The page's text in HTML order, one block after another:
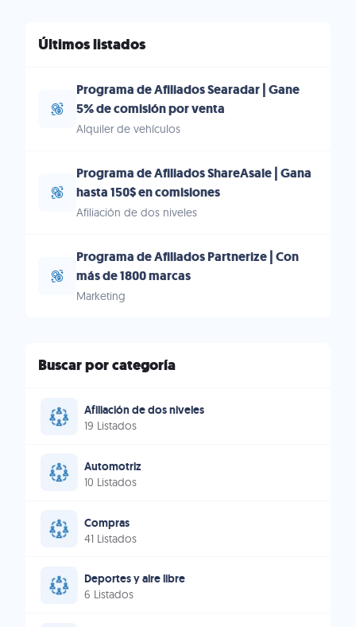
Últimos listados
Programa de Afiliados Searadar | Gane
5% de comisión por venta
Alquiler de vehículos
Programa de Afiliados ShareAsale | Gana
hasta 150$ en comisiones
Afiliación de dos niveles
Programa de Afiliados Partnerize | Con
más de 1800 marcas
Marketing
Buscar por categoría
Afiliación de dos niveles
19 Listados
Automotriz
10 Listados
Compras
41 Listados
Deportes y aire libre
6 Listados